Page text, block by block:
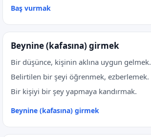
Baş vurmak
Beynine (kafasına) girmek
Bir düşünce, kişinin aklına uygun gelmek.
Belirtilen bir şeyi öğrenmek, ezberlemek.
Bir kişiyi bir şey yapmaya kandırmak.
Beynine (kafasına) girmek